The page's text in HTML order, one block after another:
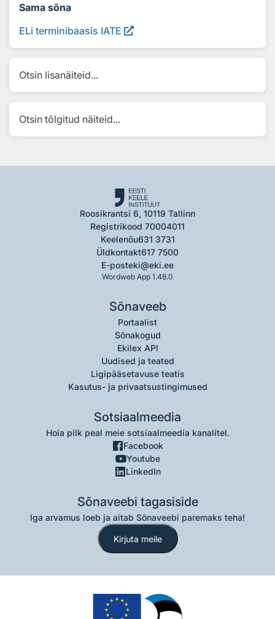
Sama sõna
ELi terminibaasis IATE
Otsin lisanäiteid...
Otsin tõlgitud näiteid...
Roosikrantsi 6, 10119 Tallinn
Registrikood 70004011
Keelenõu631 3731
Üldkontakt617 7500
E-posteki@eki.ee
Wordweb App 1.48.0
Sõnaveeb
Portaalist
Sõnakogud
Ekilex API
Uudised ja teated
Ligipääsetavuse teatis
Kasutus- ja privaatsustingimused
Sotsiaalmeedia
Hoia pilk peal meie sotsiaalmeedia kanalitel.
Facebook
Youtube
LinkedIn
Sõnaveebi tagasiside
Iga arvamus loeb ja aitab Sõnaveebi paremaks teha!
Kirjuta meile